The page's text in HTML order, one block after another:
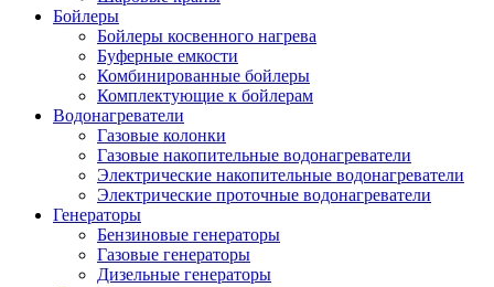
Бойлеры
Бойлеры косвенного нагрева
Буферные емкости
Комбинированные бойлеры
Комплектующие к бойлерам
Водонагреватели
Газовые колонки
Газовые накопительные водонагреватели
Электрические накопительные водонагреватели
Электрические проточные водонагреватели
Генераторы
Бензиновые генераторы
Газовые генераторы
Дизельные генераторы